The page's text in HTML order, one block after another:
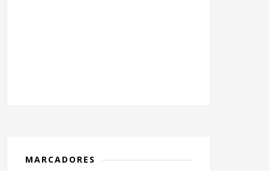
MARCADORES